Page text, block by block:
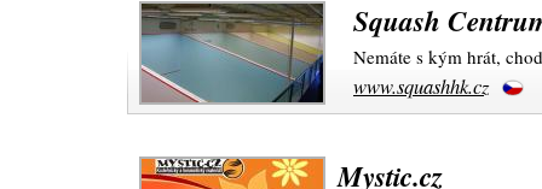
Squash
Nemáte s kým hrát,
www.squashhk.cz
Mystic.cz